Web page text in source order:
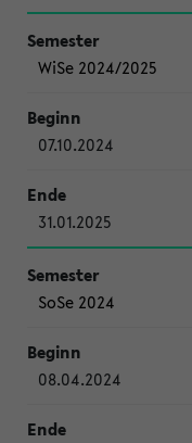
WiSe 2024/2025
07.10.2024
31.01.2025
SoSe 2024
08.04.2024